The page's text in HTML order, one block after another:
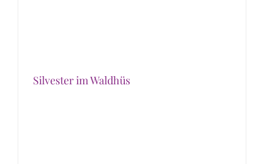
Silvester im Waldhüs